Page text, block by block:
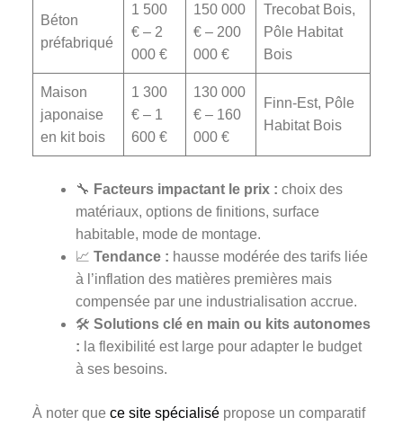
Béton
préfabriqué
1 500
€ – 2
000 €
150 000
€ – 200
000 €
Trecobat Bois,
Pôle Habitat
Bois
Maison
japonaise
en kit bois
1 300
€ – 1
600 €
130 000
€ – 160
000 €
Finn-Est, Pôle
Habitat Bois
🔧 Facteurs impactant le prix : choix des
matériaux, options de finitions, surface
habitable, mode de montage.
📈 Tendance : hausse modérée des tarifs liée
à l’inflation des matières premières mais
compensée par une industrialisation accrue.
🛠️ Solutions clé en main ou kits autonomes
: la flexibilité est large pour adapter le budget
à ses besoins.
À noter que ce site spécialisé propose un comparatif